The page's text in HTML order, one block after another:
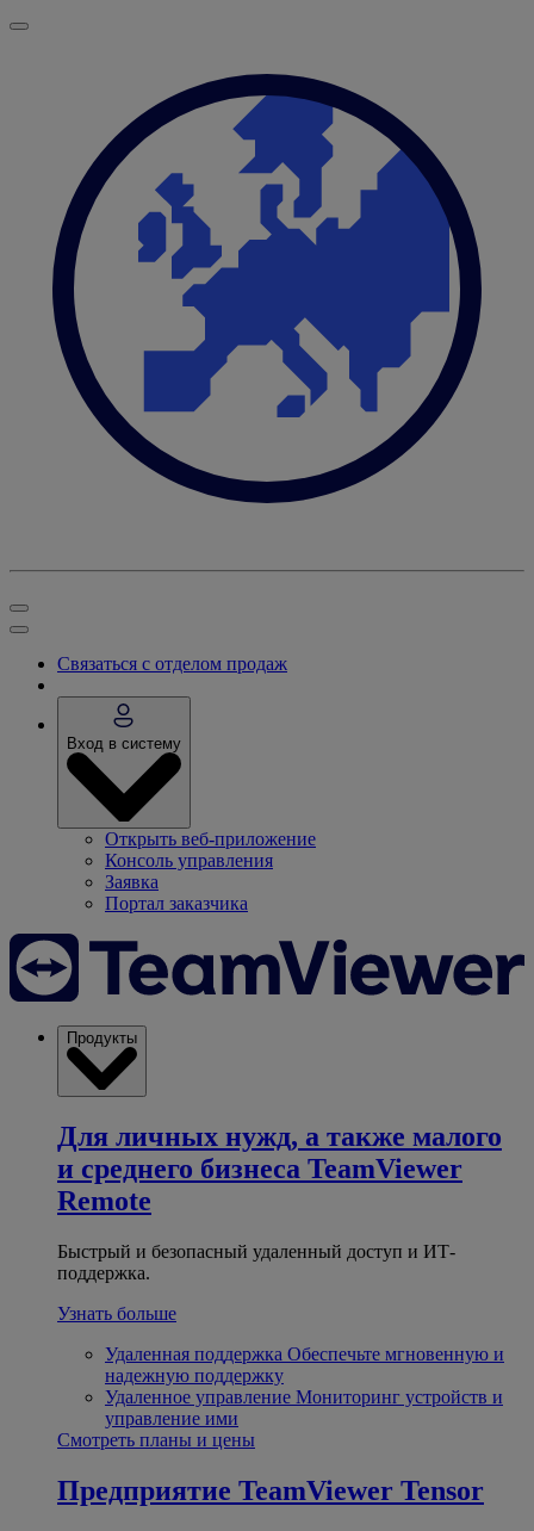
Связаться с отделом продаж
Вход в систему
Открыть веб-приложение
Консоль управления
Заявка
Портал заказчика
Продукты
Для личных нужд, а также малого
и среднего бизнеса TeamViewer
Remote
Быстрый и безопасный удаленный доступ и ИТ-
поддержка.
Узнать больше
Удаленная поддержка Обеспечьте мгновенную и
надежную поддержку
Удаленное управление Мониторинг устройств и
управление ими
Смотреть планы и цены
Предприятие TeamViewer Tensor